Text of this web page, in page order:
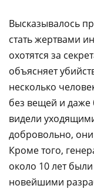
Высказывалось
стать жертвами
охотятся за
объясняет
несколько
без вещей и даже
видели
добровольно,
Кроме того,
около 10 лет
новейшими